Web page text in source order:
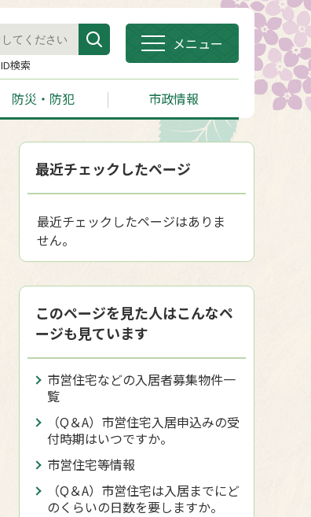
ID検索
メニュー
防災・防犯 市政情報
最近チェックしたページ
最近チェックしたページはありま
せん。
このページを見た人はこんなペ
ージも見ています
市営住宅などの入居者募集物件一
覧
（Q＆A）市営住宅入居申込みの受
付時期はいつですか。
市営住宅等情報
（Q＆A）市営住宅は入居までにど
のくらいの日数を要しますか。